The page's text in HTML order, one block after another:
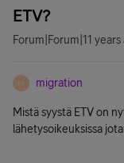
ETV?
Forum|Forum|11 years
M migration
Mistä syystä ETV on
lähetysoikeuksissa